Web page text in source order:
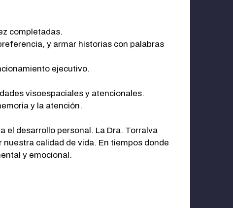
completadas.
y armar historias con palabras
ejecutivo.
visoespaciales y atencionales.
y la atención.
el desarrollo personal. La Dra. Torralva
calidad de vida. En tiempos donde
y emocional.